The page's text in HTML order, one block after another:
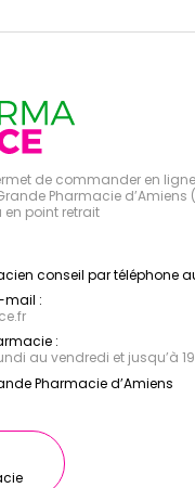
de commander en
Pharmacie d’Amiens
en point retrait
conseil par téléphone au
mail :
:
au vendredi et jusqu’à
Pharmacie d’Amiens